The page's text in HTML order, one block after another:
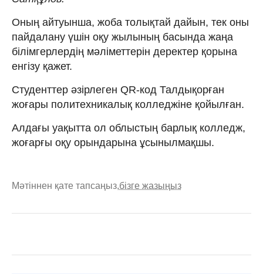
Оның айтуынша, жоба толықтай дайын, тек оны
пайдалану үшін оқу жылының басында жаңа
білімгерлердің мәліметтерін деректер қорына
енгізу қажет.
Студенттер әзірлеген QR-код Талдықорған
жоғары политехникалық колледжіне қойылған.
Алдағы уақытта ол облыстың барлық колледж,
жоғарғы оқу орындарына ұсынылмақшы.
Мәтіннен қате тапсаңыз,бізге жазыңыз